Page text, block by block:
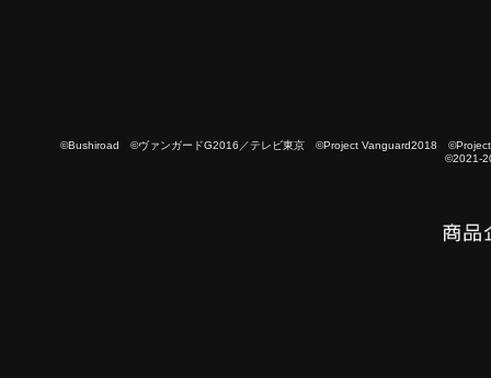
©Bushiroad ©ヴァンガードG2016／テレビ東京 ©Project Vanguard2018
©2021-